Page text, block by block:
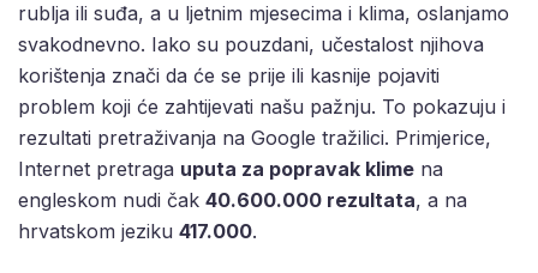
rublja ili suđa, a u ljetnim mjesecima i klima, oslanjamo
svakodnevno. Iako su pouzdani, učestalost njihova
korištenja znači da će se prije ili kasnije pojaviti
problem koji će zahtijevati našu pažnju. To pokazuju i
rezultati pretraživanja na Google tražilici. Primjerice,
Internet pretraga uputa za popravak klime na
engleskom nudi čak 40.600.000 rezultata, a na
hrvatskom jeziku 417.000.